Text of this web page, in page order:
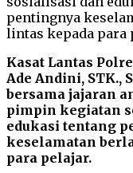
Kasat Lantas
Ade Andini, STK.,
bersama jajaran
pimpin kegiatan
edukasi tentang
keselamatan
para pelajar.